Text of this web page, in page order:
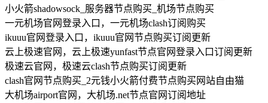
小火箭shadowsock_服务器节点购买_机场节点购买
一元机场官网登录入口，一元机场clash订阅购买
ikuuu官网登录入口，ikuuu官网节点购买订阅更新
云上极速官网，云上极速yunfast节点官网登录入口订阅更新
极速云官网，极速云clash节点购买订阅更新
clash官网节点购买_2元钱小火箭付费节点购买网站自由猫
大机场airport官网，大机场.net节点官网订阅地址